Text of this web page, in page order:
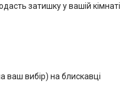
затишку у вашій кімнаті
ваш вибір) на блискавці